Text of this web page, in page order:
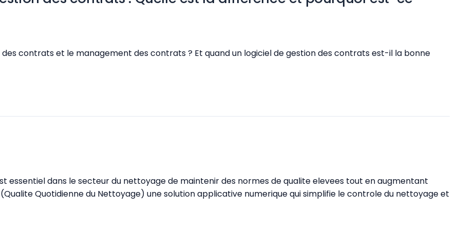
contrats et le management des contrats ? Et quand un logiciel de gestion des contrats est-il la bonne
essentiel dans le secteur du nettoyage de maintenir des normes de qualite elevees tout en augmentant
(Qualite Quotidienne du Nettoyage) une solution applicative numerique qui simplifie le controle du nettoyage et